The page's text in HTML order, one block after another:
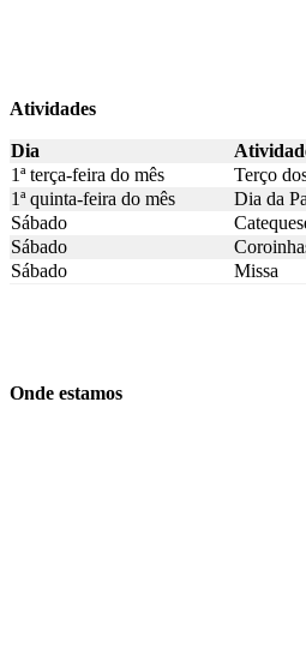
Atividades
Dia
1ª terça-feira do mês
Terço
1ª quinta-feira do mês
Dia da
Sábado
Sábado
Sábado
Missa
Onde estamos